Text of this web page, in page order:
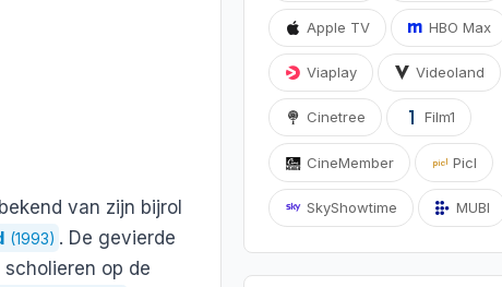
van zijn bijrol
(1993) . De gevierde
op de
Apple TV HBO Max
Viaplay Videoland
Cinetree Film1
CineMember Picl
SkyShowtime MUBI